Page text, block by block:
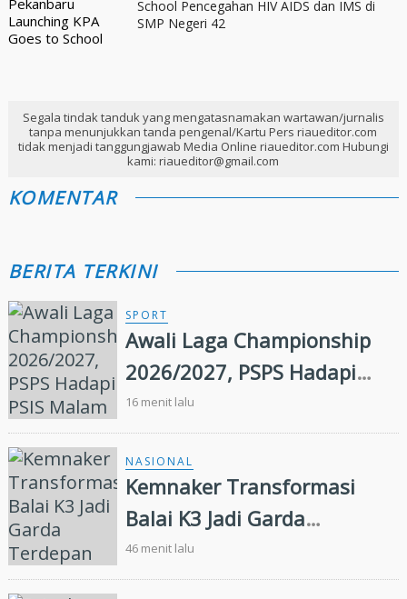
School Pencegahan HIV AIDS dan IMS di
SMP Negeri 42
Segala tindak tanduk yang mengatasnamakan wartawan/jurnalis
tanpa menunjukkan tanda pengenal/Kartu Pers riaueditor.com
tidak menjadi tanggungjawab Media Online riaueditor.com Hubungi
kami: riaueditor@gmail.com
KOMENTAR
BERITA TERKINI
SPORT
Awali Laga Championship
2026/2027, PSPS Hadapi
PSIS Malam Ini
16 menit lalu
NASIONAL
Kemnaker Transformasi
Balai K3 Jadi Garda
Terdepan Pencegahan
Kecelakaan Kerja
46 menit lalu